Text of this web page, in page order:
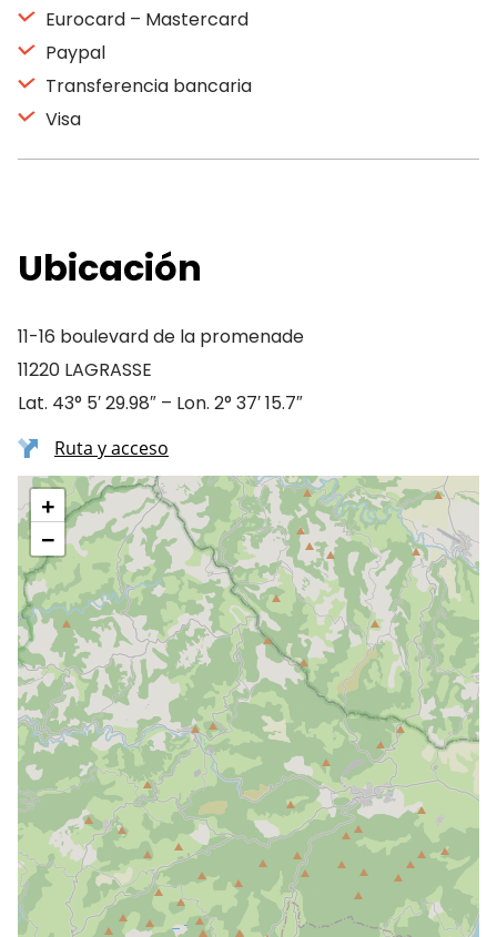
Eurocard – Mastercard
Paypal
Transferencia bancaria
Visa
Ubicación
11-16 boulevard de la promenade
11220 LAGRASSE
Lat. 43° 5′ 29.98″ – Lon. 2° 37′ 15.7″
Ruta y acceso
+
−